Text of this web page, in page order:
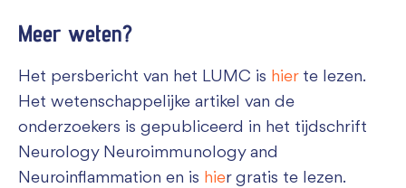
Meer weten?
Het persbericht van het LUMC is hierte lezen.
Het wetenschappelijke artikel van de
onderzoekers is gepubliceerd in het tijdschrift
Neurology Neuroimmunology and
Neuroinflammation en is hier gratis te lezen.